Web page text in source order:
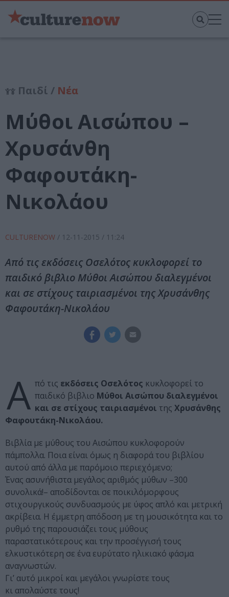
Παιδί / Νέα
Μύθοι Αισώπου –
Χρυσάνθη
Φαφουτάκη-
Νικολάου
CULTURENOW / 12-11-2015 / 11:24
Από τις εκδόσεις Οσελότος κυκλοφορεί το
παιδικό βιβλιο Μύθοι Αισώπου διαλεγμένοι
και σε στίχους ταιριασμένοι της Χρυσάνθης
Φαφουτάκη-Νικολάου
Α πό τις εκδόσεις Οσελότος κυκλοφορεί το
παιδικό βιβλιο Μύθοι Αισώπου διαλεγμένοι
και σε στίχους ταιριασμένοι της Χρυσάνθης
Φαφουτάκη-Νικολάου.
Βιβλία με μύθους του Αισώπου κυκλοφορούν
πάμπολλα. Ποια είναι όμως η δια­φορά του βιβλίου
αυτού από άλλα με παρόμοιο περιεχόμενο;
Ένας ασυνήθιστα μεγάλος αριθμός μύθων –300
συνολικά!– αποδίδονται σε ποικιλόμορφους
στιχουργικούς συνδυασμούς με ύφος απλό και μετρική
ακρίβεια. Η έμμετρη απόδοση με τη μουσικότητα και το
ρυθμό της παρουσιάζει τους μύθους
παραστατικότερους και την προσέγγισή τους
ελκυστικότερη σε ένα ευρύτατο ηλικιακό φάσμα
αναγνωστών.
Γι’ αυτό μικροί και μεγάλοι γνωρίστε τους
κι απολαύστε τους!